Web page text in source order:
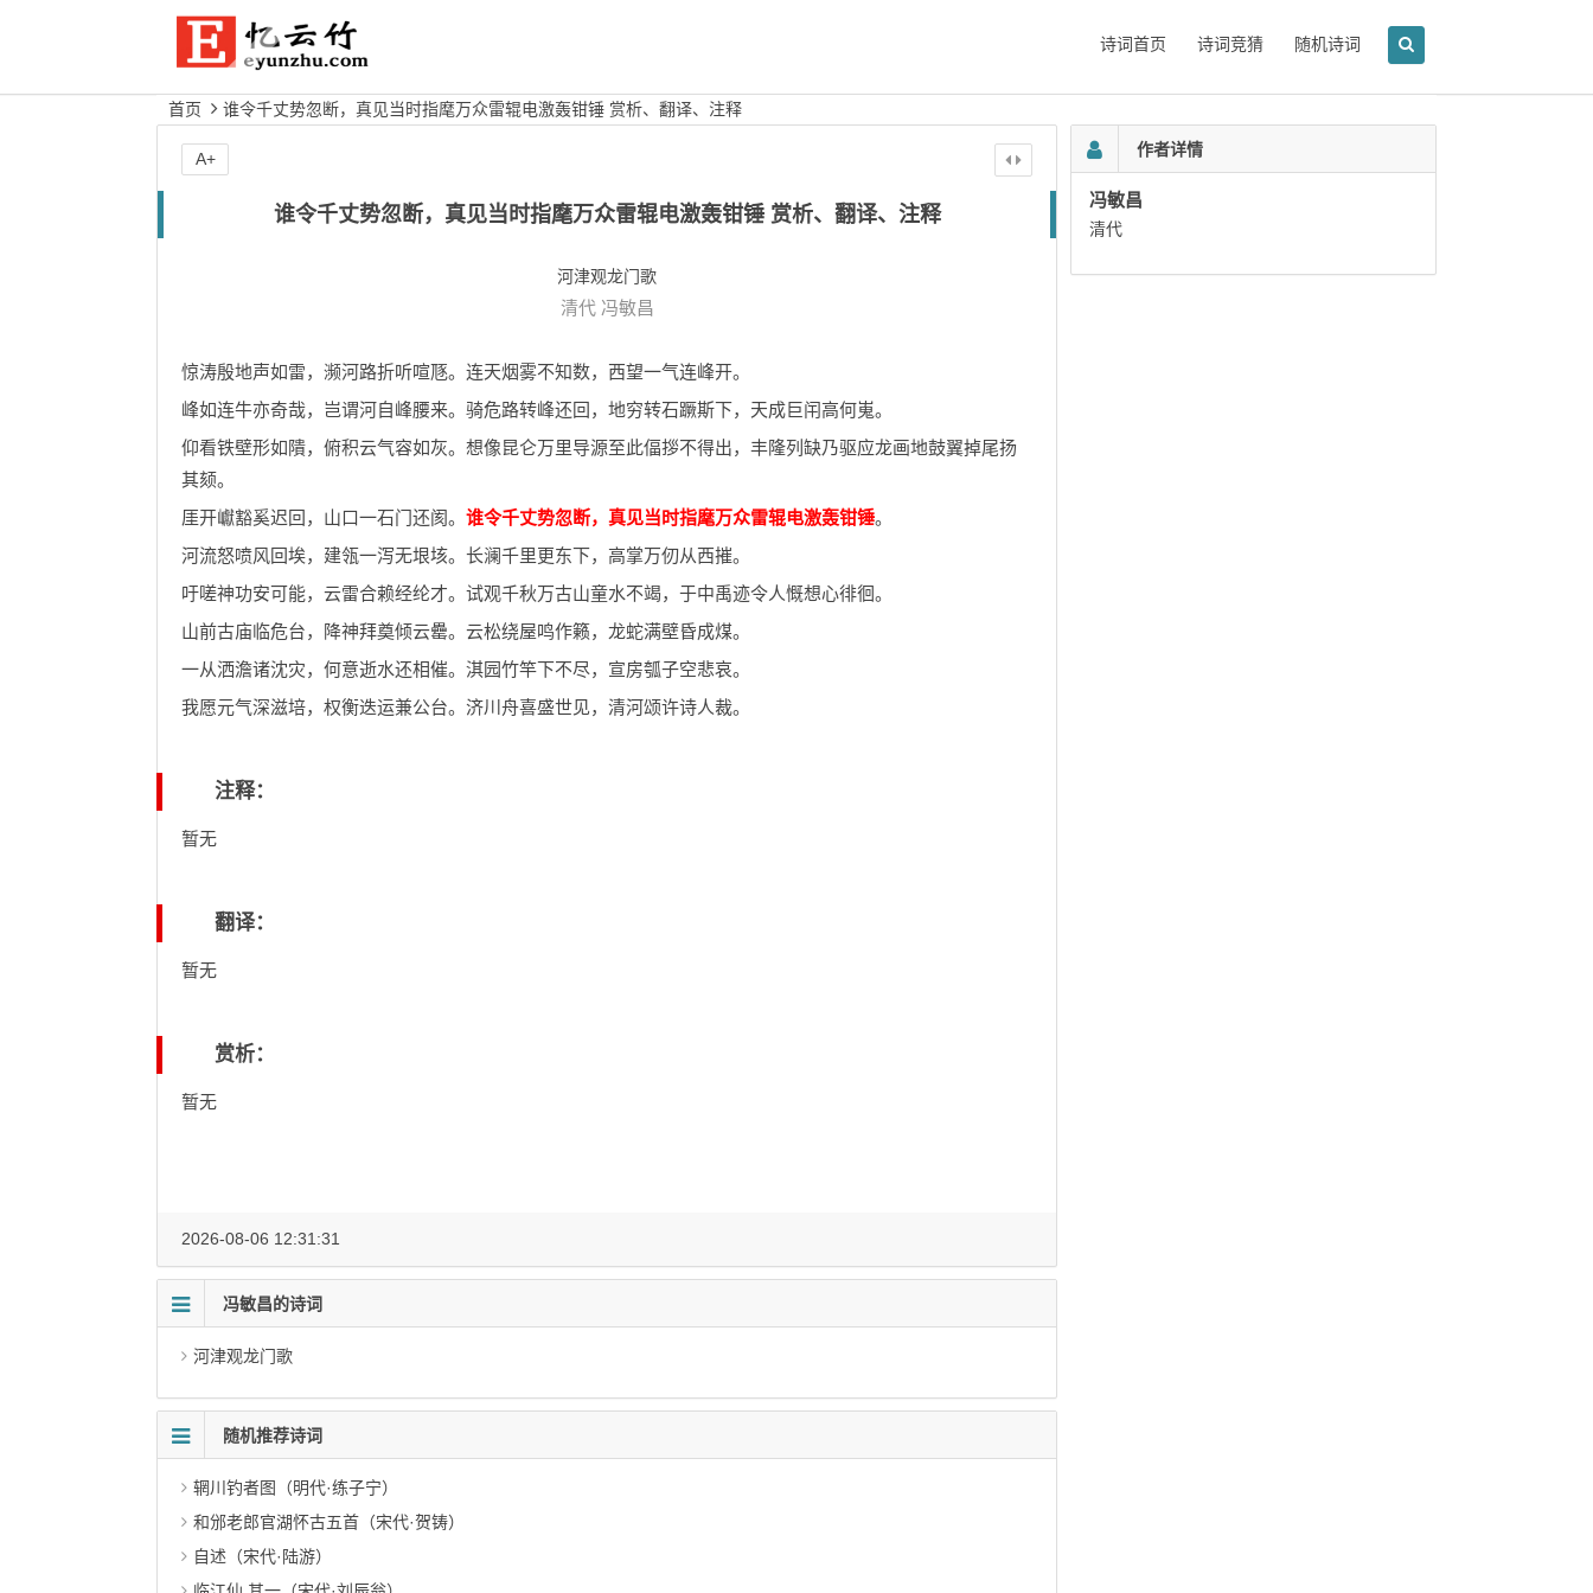
诗词首页 诗词竞猜 随机诗词
首页 谁令千丈势忽断，真见当时指麾万众雷辊电激轰钳锤 赏析、翻译、注释
谁令千丈势忽断，真见当时指麾万众雷辊电激轰钳锤 赏析、翻译、注释
河津观龙门歌
清代 冯敏昌
惊涛殷地声如雷，濒河路折听喧豗。连天烟雾不知数，西望一气连峰开。
峰如连牛亦奇哉，岂谓河自峰腰来。骑危路转峰还回，地穷转石蹶斯下，天成巨闬高何嵬。
仰看铁壁形如隤，俯积云气容如灰。想像昆仑万里导源至此偪拶不得出，丰隆列缺乃驱应龙画地鼓翼掉尾扬
其颏。
厓开巘豁奚迟回，山口一石门还阂。 谁令千丈势忽断，真见当时指麾万众雷辊电激轰钳锤。
河流怒喷风回埃，建瓴一泻无垠垓。长澜千里更东下，高掌万仞从西摧。
吁嗟神功安可能，云雷合赖经纶才。试观千秋万古山童水不竭，于中禹迹令人慨想心徘徊。
山前古庙临危台，降神拜奠倾云罍。云松绕屋鸣作籁，龙蛇满壁昏成煤。
一从洒澹诸沈灾，何意逝水还相催。淇园竹竿下不尽，宣房瓠子空悲哀。
我愿元气深滋培，权衡迭运兼公台。济川舟喜盛世见，清河颂许诗人裁。
注释：
暂无
翻译：
暂无
赏析：
暂无
A+
2026-08-06 12:31:31
冯敏昌的诗词
河津观龙门歌
随机推荐诗词
辋川钓者图（明代·练子宁）
和邠老郎官湖怀古五首（宋代·贺铸）
自述（宋代·陆游）
作者详情
冯敏昌
清代